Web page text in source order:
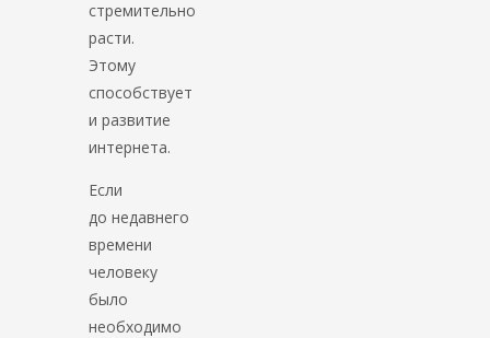
стремительно
расти.
Этому
способствует
и развитие
интернета.
Если
до недавнего
времени
человеку
было
необходимо